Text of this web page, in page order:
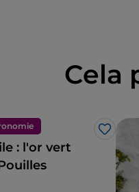
Cela
J’aime
: l'or vert